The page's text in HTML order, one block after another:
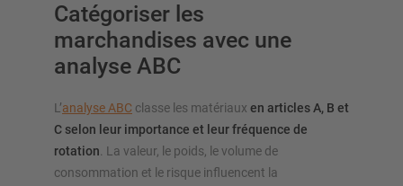
Catégoriser les
marchandises avec une
analyse ABC
L’analyse ABC classe les matériaux en articles A, B et
C selon leur importance et leur fréquence de
rotation. La valeur, le poids, le volume de
consommation et le risque influencent la